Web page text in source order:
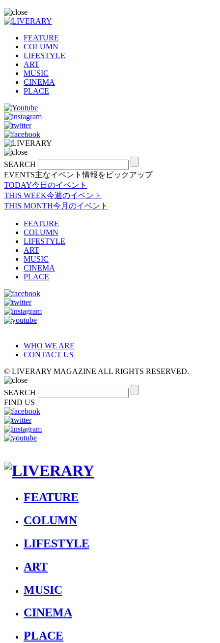
FEATURE
COLUMN
LIFESTYLE
ART
MUSIC
CINEMA
PLACE
SEARCH
EVENTS主なイベント情報をピックアップ
TODAY今日のイベント
THIS WEEK今週のイベント
THIS MONTH今月のイベント
FEATURE
COLUMN
LIFESTYLE
ART
MUSIC
CINEMA
PLACE
WHO WE ARE
CONTACT US
© LIVERARY MAGAZINE ALL RIGHTS RESERVED.
SEARCH
FIND US
FEATURE
COLUMN
LIFESTYLE
ART
MUSIC
CINEMA
PLACE